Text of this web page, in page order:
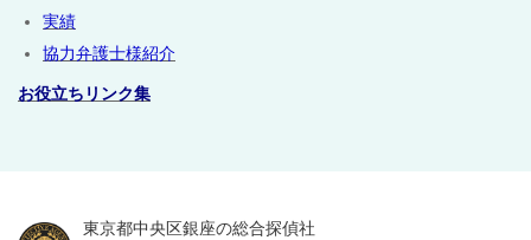
実績
協力弁護士様紹介
お役立ちリンク集
東京都中央区銀座の総合探偵社